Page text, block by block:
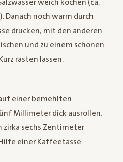
weich kochen (ca.
Danach noch warm durch
drücken, mit den anderen
und zu einem schönen
rasten lassen.
einer bemehlten
Millimeter dick ausrollen.
zirka sechs Zentimeter
einer Kaffeetasse